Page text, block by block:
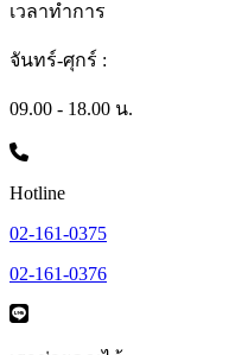
เวลาทำการ
จันทร์-ศุกร์ :
09.00 - 18.00 น.
Hotline
02-161-0375
02-161-0376